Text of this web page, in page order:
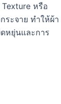
หรือ
ระจาย ทำให้ผ้า
หยุ่นและการ